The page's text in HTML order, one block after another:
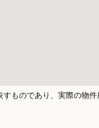
ものであり、実際の物件